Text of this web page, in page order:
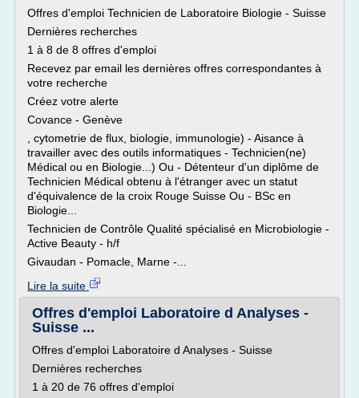
Offres d'emploi Technicien de Laboratoire Biologie - Suisse
Dernières recherches
1 à 8 de 8 offres d'emploi
Recevez par email les dernières offres correspondantes à
votre recherche
Créez votre alerte
Covance - Genève
, cytometrie de flux, biologie, immunologie) - Aisance à
travailler avec des outils informatiques - Technicien(ne)
Médical ou en Biologie...) Ou - Détenteur d'un diplôme de
Technicien Médical obtenu à l'étranger avec un statut
d'équivalence de la croix Rouge Suisse Ou - BSc en
Biologie...
Technicien de Contrôle Qualité spécialisé en Microbiologie -
Active Beauty - h/f
Givaudan - Pomacle, Marne -...
Lire la suite
Offres d'emploi Laboratoire d Analyses -
Suisse ...
Offres d'emploi Laboratoire d Analyses - Suisse
Dernières recherches
1 à 20 de 76 offres d'emploi